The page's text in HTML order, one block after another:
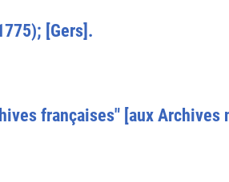
[Gers].
françaises" [aux Archives